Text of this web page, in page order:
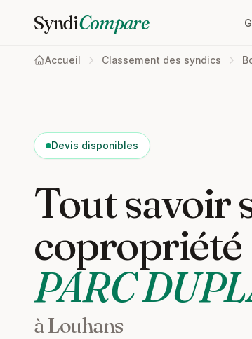
SyndiCompare
Accueil Classement des syndics
Devis disponibles
Tout savoir
copropriété
PARC
à Louhans